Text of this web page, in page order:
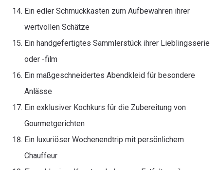
Ein edler Schmuckkasten zum Aufbewahren ihrer
wertvollen Schätze
Ein handgefertigtes Sammlerstück ihrer Lieblingsserie
oder -film
Ein maßgeschneidertes Abendkleid für besondere
Anlässe
Ein exklusiver Kochkurs für die Zubereitung von
Gourmetgerichten
Ein luxuriöser Wochenendtrip mit persönlichem
Chauffeur